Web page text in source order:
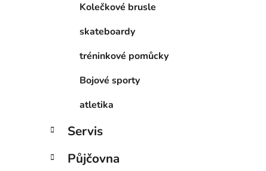
Kolečkové brusle
skateboardy
tréninkové pomůcky
Bojové sporty
atletika
Servis
Půjčovna